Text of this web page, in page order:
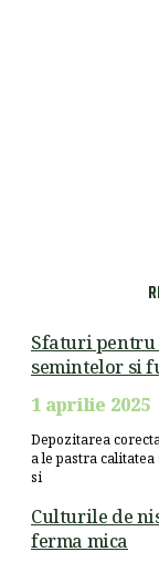
Sfaturi pentru
semintelor si
1 aprilie 2025
Depozitarea
a le pastra
si
Culturile de
ferma mica